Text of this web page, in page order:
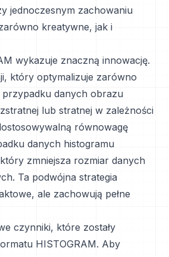
jednoczesnym zachowaniu
kreatywne, jak i
wykazuje znaczną innowację.
który optymalizuje zarówno
danych obrazu
lub stratnej w zależności
równowagę
danych histogramu
zmniejsza rozmiar danych
Ta podwójna strategia
ale zachowują pełne
czynniki, które zostały
HISTOGRAM. Aby